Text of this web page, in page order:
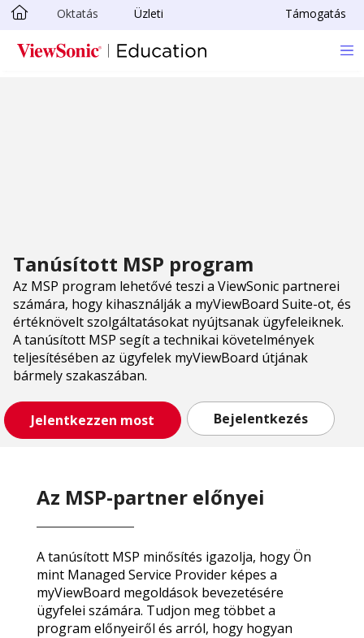
Skip to main content
Oktatás Üzleti Támogatás
Tanúsított MSP program
Az MSP program lehetővé teszi a ViewSonic partnerei
számára, hogy kihasználják a myViewBoard Suite-ot, és
értéknövelt szolgáltatásokat nyújtsanak ügyfeleiknek.
A tanúsított MSP segít a technikai követelmények
teljesítésében az ügyfelek myViewBoard útjának
bármely szakaszában.
Jelentkezzen most Bejelentkezés
Az MSP-partner előnyei
A tanúsított MSP minősítés igazolja, hogy Ön
mint Managed Service Provider képes a
myViewBoard megoldások bevezetésére
ügyfelei számára. Tudjon meg többet a
program előnyeiről és arról, hogy hogyan